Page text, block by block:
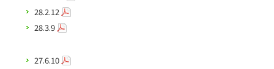
28.2.12
28.3.9
27.6.10